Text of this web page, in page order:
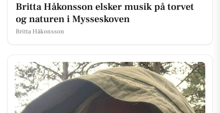
Britta Håkonsson elsker musik på torvet
og naturen i Mysseskoven
Britta Håkonsson